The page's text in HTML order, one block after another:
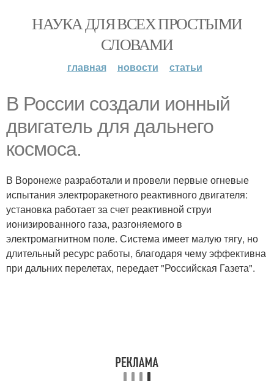
НАУКА ДЛЯ ВСЕХ ПРОСТЫМИ
СЛОВАМИ
главная новости статьи
В России создали ионный
двигатель для дальнего
космоса.
В Воронеже разработали и провели первые огневые
испытания электроракетного реактивного двигателя:
установка работает за счет реактивной струи
ионизированного газа, разгоняемого в
электромагнитном поле. Система имеет малую тягу, но
длительный ресурс работы, благодаря чему эффективна
при дальних перелетах, передает "Российская Газета".